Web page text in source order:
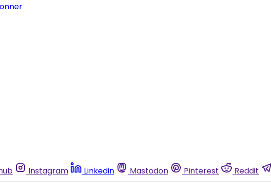
Instagram Linkedin Mastodon Pinterest Reddit